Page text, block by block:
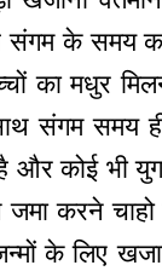
संगम के समय
का मधुर
संगम समय ही
और कोई भी
जमा करने
के लिए